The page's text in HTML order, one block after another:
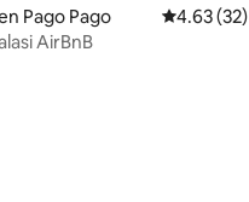
5 de 5; 3 evaluaciones
Pago Pago
4.63 (32)
AirBnB